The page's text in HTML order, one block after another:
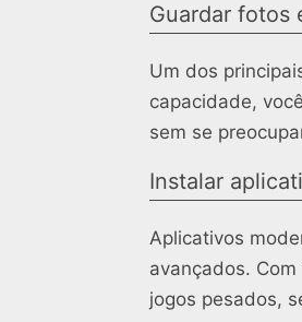
Guardar fotos
Um dos
capacidade,
sem se
Instalar
Aplicativos
avançados.
jogos pesados,